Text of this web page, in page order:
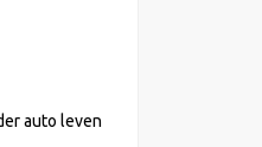
auto leven